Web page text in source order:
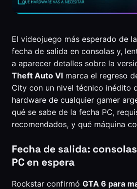
El videojuego más esperado de
fecha de salida en consolas y,
a aparecer detalles sobre la
Theft Auto VI marca el regreso
City con un nivel técnico inédito
hardware de cualquier gamer
qué se sabe de la fecha PC,
recomendados, y qué máquina
Fecha de salida:
PC en espera
Rockstar confirmó GTA 6 para